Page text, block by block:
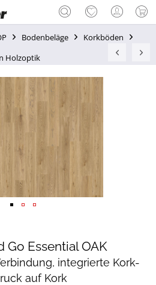
Bodenbeläge
Korkböden
Holzoptik
Essential OAK
integrierte Kork-
auf Kork